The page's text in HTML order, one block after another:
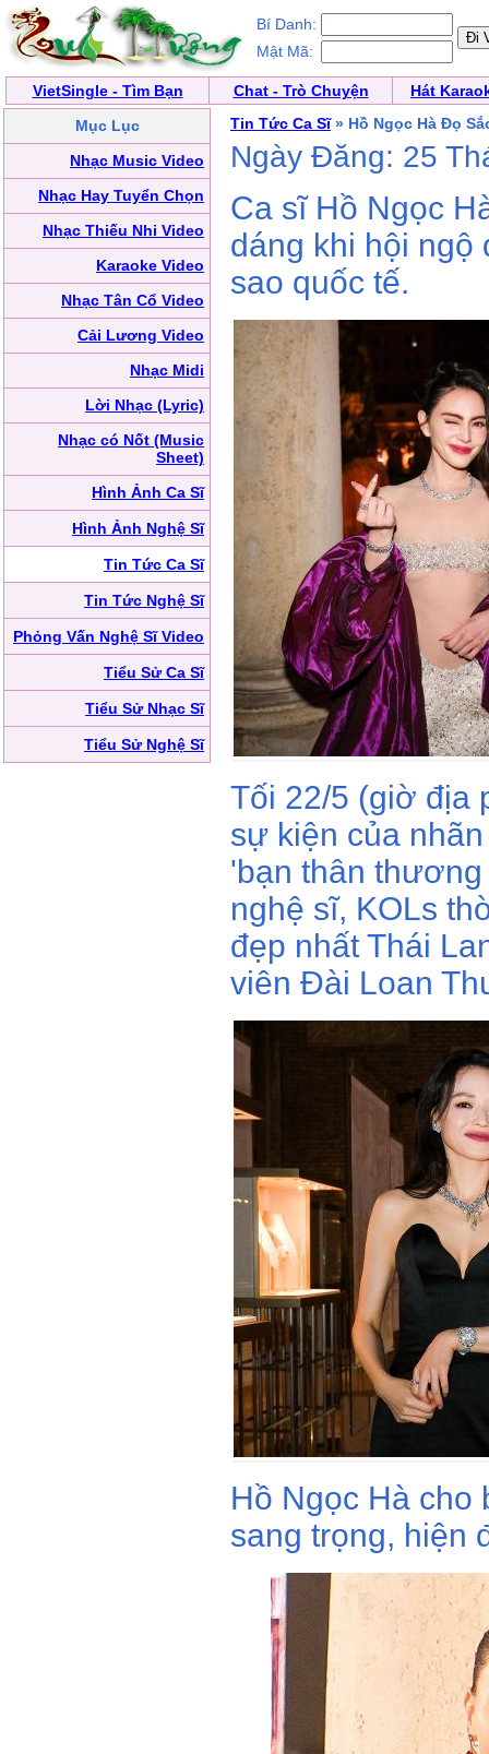
Bí Danh:
Mật Mã:
VietSingle - Tìm Bạn Chat - Trò Chuyện
Hát
Mục Lục
Nhạc Music Video
Nhạc Hay Tuyển Chọn
Nhạc Thiếu Nhi Video
Karaoke Video
Nhạc Tân Cổ Video
Cải Lương Video
Nhạc Midi
Lời Nhạc (Lyric)
Nhạc có Nốt (Music
Sheet)
Hình Ảnh Ca Sĩ
Hình Ảnh Nghệ Sĩ
Tin Tức Ca Sĩ
Tin Tức Nghệ Sĩ
Phỏng Vấn Nghệ Sĩ Video
Tiểu Sử Ca Sĩ
Tiểu Sử Nhạc Sĩ
Tiểu Sử Nghệ Sĩ
Tin Tức Ca Sĩ» Hồ Ngọc Hà Đọ
Ngày Đăng: 25
Ca sĩ Hồ Ngọc
dáng khi hội ngộ
sao quốc tế.
Tối 22/5 (giờ địa
sự kiện của
'bạn thân
nghệ sĩ, KOLs
đẹp nhất Thái
viên Đài Loan
Hồ Ngọc Hà cho
sang trọng, hiện